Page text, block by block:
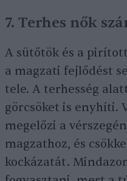
7. Terhes nők
A sütőtök és a
a magzati fejlődést
tele. A terhesség
görcsöket is enyhíti.
megelőzi a
magzathoz, és
kockázatát.